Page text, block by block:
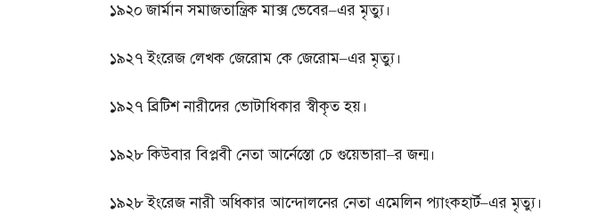
১৯২০ জার্মান সমাজতান্ত্রিক মাক্স ভেবের–এর মৃত্যু।
১৯২৭ ইংরেজ লেখক জেরোম কে জেরোম–এর মৃত্যু।
১৯২৭ ব্রিটিশ নারীদের ভোটাধিকার স্বীকৃত হয়।
১৯২৮কিউবার বিপ্লবী নেতা আর্নেস্তো চে গুয়েভারা–র জন্ম।
১৯২৮ইংরেজ নারী অধিকার আন্দোলনের নেতা এমেলিন প্যাংকহার্ট–এর মৃত্যু।